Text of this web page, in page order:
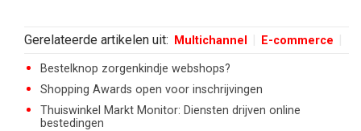
Gerelateerde artikelen uit: Multichannel E-commerce
Bestelknop zorgenkindje webshops?
Shopping Awards open voor inschrijvingen
Thuiswinkel Markt Monitor: Diensten drijven online
bestedingen